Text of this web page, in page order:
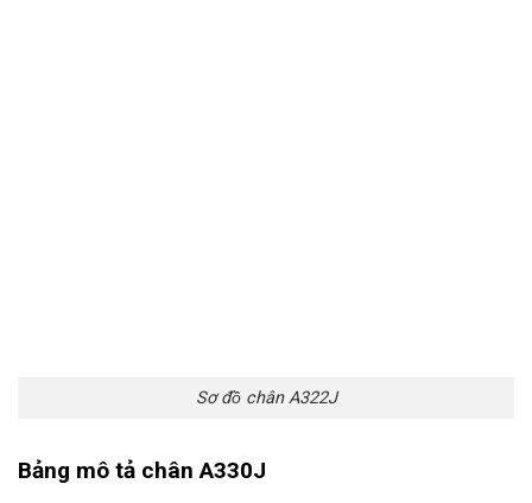
Sơ đồ chân A322J
Bảng mô tả chân A330J